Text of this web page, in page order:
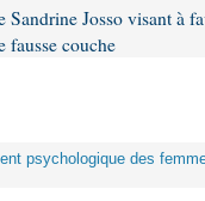
Josso visant à
fausse couche
psychologique des